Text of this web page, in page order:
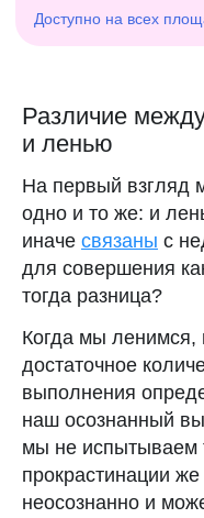
Различие
и ленью
На первый взгляд
одно и то же: и
иначе связаны с
для совершения
тогда разница?
Когда мы ленимся,
достаточное
выполнения
наш осознанный
мы не испытываем
прокрастинации
неосознанно и